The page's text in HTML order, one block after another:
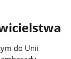
do Unii